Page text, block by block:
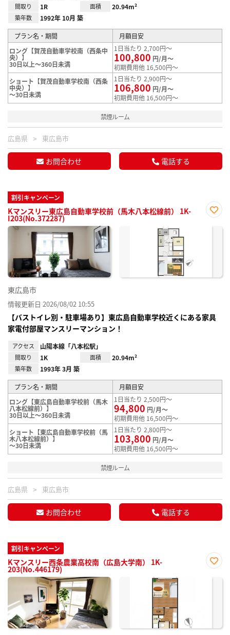
間取り 1R 面積 20.94m²
築年数 1992年 10月 築
プラン名・期間
月額目安
ロング【賀茂自動車学校南（西条中
央）】
30日以上～360日未満
1日当たり 2,700円～
100,800 円/月～
初期費用他 16,500円～
ショート【賀茂自動車学校南（西条
中央）】
～30日未満
1日当たり 2,900円～
106,800 円/月～
初期費用他 16,500円～
禁煙ルーム
広島県 東広島市
お問合わせ 電話する
割引キャンペーン
Kマンスリー東広島自動車学校前（馬木八本松線前） 1K-
I203(No.372287)
に入
東広島市
情報更新日 2026/08/02 10:55
【バストイレ別・駐車場あり】東広島自動車学校近くにある家具
家電付部屋マンスリーマンション！
アクセス 山陽本線「八本松駅」
間取り 1K 面積 20.94m²
築年数 1993年 3月 築
プラン名・期間
月額目安
ロング【東広島自動車学校前（馬木
八本松線前）】
30日以上～360日未満
1日当たり 2,500円～
94,800 円/月～
初期費用他 16,500円～
ショート【東広島自動車学校前（馬
木八本松線前）】
～30日未満
1日当たり 2,800円～
103,800 円/月～
初期費用他 16,500円～
禁煙ルーム
広島県 東広島市
お問合わせ 電話する
割引キャンペーン
Kマンスリー西条農業高校南（広島大学南） 1K-
203(No.446179)
に入